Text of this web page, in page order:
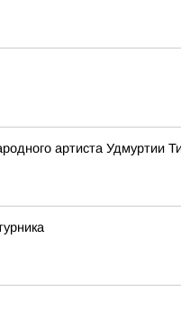
артиста Удмуртии